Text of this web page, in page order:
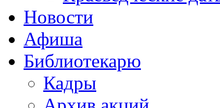
Новости
Афиша
Библиотекарю
Кадры